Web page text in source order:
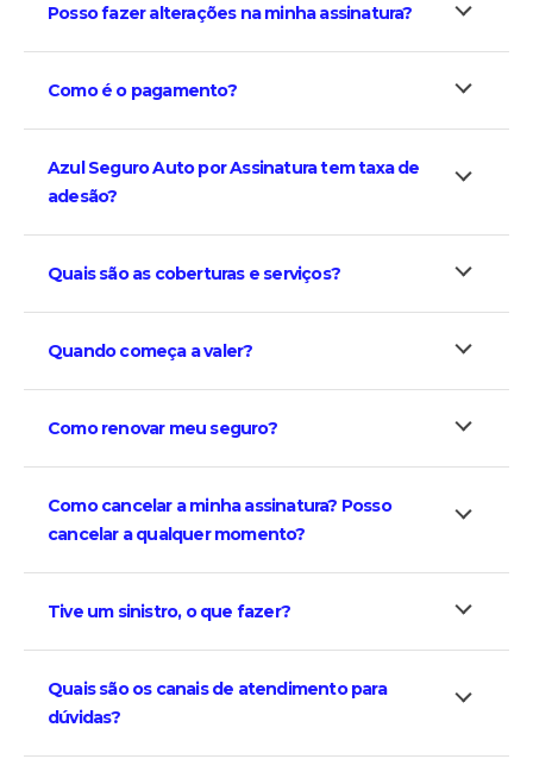
Posso fazer alterações na minha assinatura?
Como é o pagamento?
Azul Seguro Auto por Assinatura tem taxa de
adesão?
Quais são as coberturas e serviços?
Quando começa a valer?
Como renovar meu seguro?
Como cancelar a minha assinatura? Posso
cancelar a qualquer momento?
Tive um sinistro, o que fazer?
Quais são os canais de atendimento para
dúvidas?